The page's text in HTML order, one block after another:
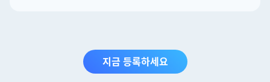
지금 등록하세요